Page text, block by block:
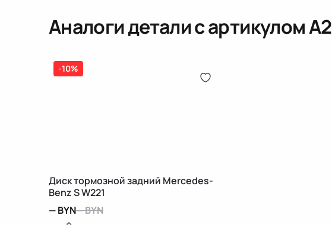
Аналоги детали с артикулом
-10%
Диск тормозной задний Mercedes-
Benz S W221
—BYN—BYN